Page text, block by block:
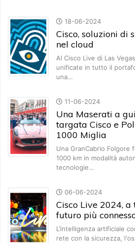
18-06-2024
Cisco, soluzioni di
nel cloud
Al Cisco Live di Las
unificate in tutto il
una…
11-06-2024
Una Maserati a
targata Cisco e
1000 Miglia
Una GranCabrio
1000 km in modalità
tecnologie…
06-06-2024
Cisco Live 2024,
futuro più
L’intelligenza artificiale
rete con la sicurezza,